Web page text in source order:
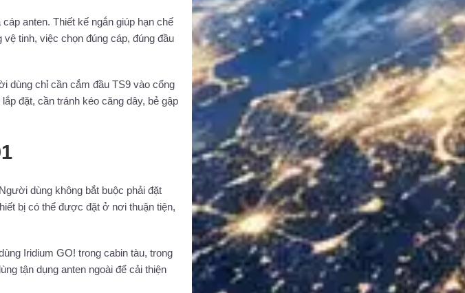
anten. Thiết kế ngắn giúp hạn chế
tinh, việc chọn đúng cáp, đúng đầu
dùng chỉ cần cắm đầu TS9 vào cổng
đặt, cần tránh kéo căng dây, bẻ gập
dùng không bắt buộc phải đặt
bị có thể được đặt ở nơi thuận tiện,
Iridium GO! trong cabin tàu, trong
tận dụng anten ngoài để cải thiện